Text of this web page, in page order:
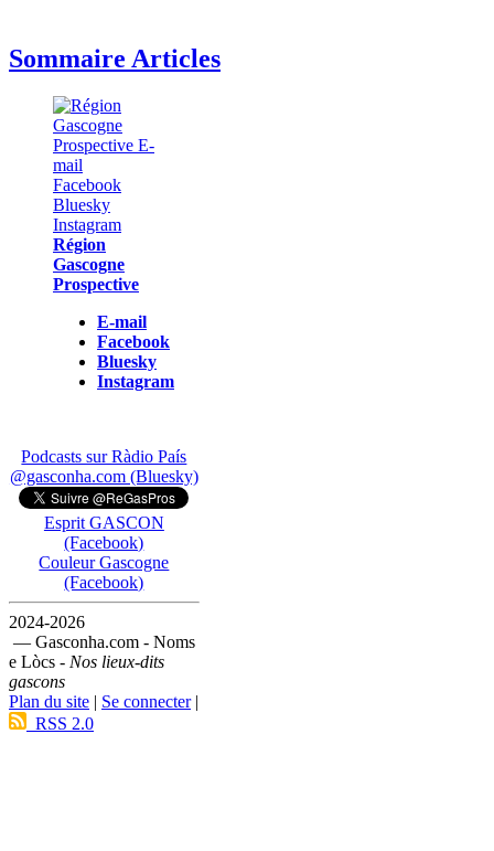
Sommaire Articles
Région
Gascogne
Prospective
E-mail
Facebook
Bluesky
Instagram
Podcasts sur Ràdio País
@gasconha.com (Bluesky)
Esprit GASCON
(Facebook)
Couleur Gascogne
(Facebook)
2024-2026
— Gasconha.com - Noms
e Lòcs - Nos lieux-dits
gascons
Plan du site | Se connecter|
RSS 2.0